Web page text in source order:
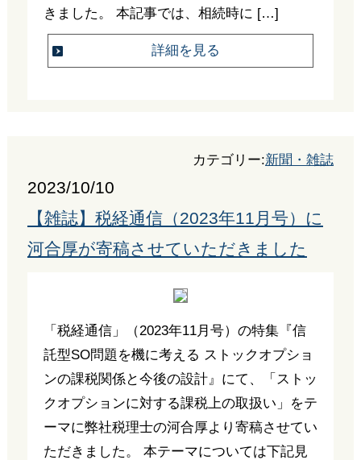
きました。 本記事では、相続時に […]
詳細を見る
カテゴリー:新聞・雑誌
2023/10/10
【雑誌】税経通信（2023年11月号）に
河合厚が寄稿させていただきました
「税経通信」（2023年11月号）の特集『信
託型SO問題を機に考える ストックオプショ
ンの課税関係と今後の設計』にて、「ストッ
クオプションに対する課税上の取扱い」をテ
ーマに弊社税理士の河合厚より寄稿させてい
ただきました。 本テーマについては下記見